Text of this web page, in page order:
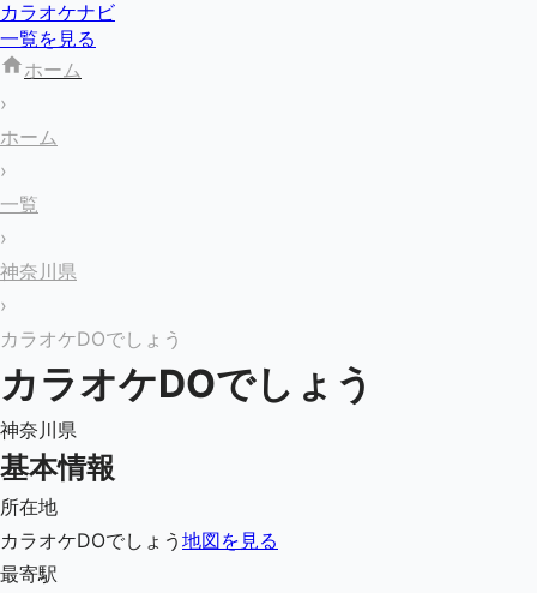
カラオケナビ
一覧を見る
ホーム
›
ホーム
›
一覧
›
神奈川県
›
カラオケDOでしょう
カラオケDOでしょう
神奈川県
基本情報
所在地
カラオケDOでしょう 地図を見る
最寄駅